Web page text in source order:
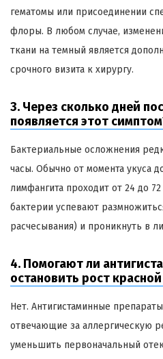
гематомы или присоединении
флоры. В любом случае,
ткани на темный является
срочного визита к хирургу.
3. Через сколько дней
появляется этот
Бактериальные осложнения
часы. Обычно от момента укуса
лимфангита проходит от 24 до
бактерии успевают
расчесывания) и проникнуть в
4. Помогают ли
остановить рост
Нет. Антигистаминные
отвечающие за аллергическую
уменьшить первоначальный